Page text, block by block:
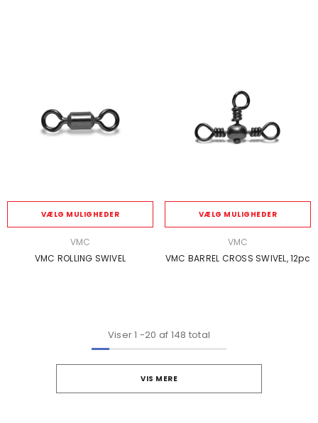
VÆLG MULIGHEDER
VMC
VMC ROLLING SWIVEL
VÆLG MULIGHEDER
VMC
VMC BARREL CROSS SWIVEL, 12pc
Viser1 -20 af 148 total
VIS MERE